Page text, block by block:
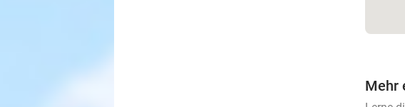
Mehr